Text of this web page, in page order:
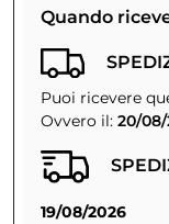
Quando
Puoi ricevere
Ovvero il: 20/
19/08/2026